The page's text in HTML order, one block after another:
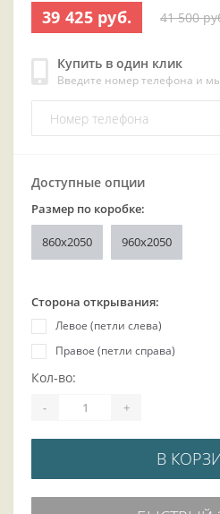
39 425 руб. 41 500
Купить в один клик
Введите номер телефона и
Доступные опции
Размер по коробке:
860x2050 960x2050
Сторона открывания:
Левое (петли слева)
Правое (петли справа)
Кол-во:
- +
В